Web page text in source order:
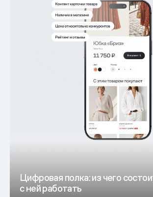
Цифровая полка: из чего
с ней работать